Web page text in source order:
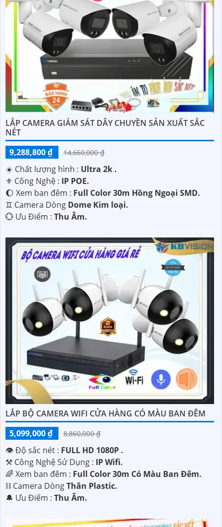
LẮP CAMERA GIÁM SÁT DÂY CHUYỀN SẢN XUẤT SẮC
NÉT
9,288,800 ₫
14,660,000 ₫
☀️ Chất lượng hình : Ultra 2k .
⚜️ Công Nghệ : IP POE.
🌔 Xem ban đêm : Full Color 30m Hồng Ngoại SMD.
♊ Camera Dòng Dome Kim loại.
️💮 Ưu Điểm : Thu Âm.
LẮP BỘ CAMERA WIFI CỬA HÀNG CÓ MÀU BAN ĐÊM
5,099,000 ₫
8,860,000 ₫
👁 Độ sắc nét : FULL HD 1080P .
⚒ Công Nghệ Sử Dụng : IP Wifi.
🌈 Xem ban đêm : Full Color 30m Có Màu Ban Ðêm.
⛓ Camera DòngThân Plastic.
️🔔 Ưu Điểm : Thu Âm.